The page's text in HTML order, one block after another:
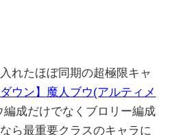
れたほぼ同期の超極限キャ
ウン】魔人ブウ(アルティメ
編成だけでなくブロリー編成
ら最重要クラスのキャラに